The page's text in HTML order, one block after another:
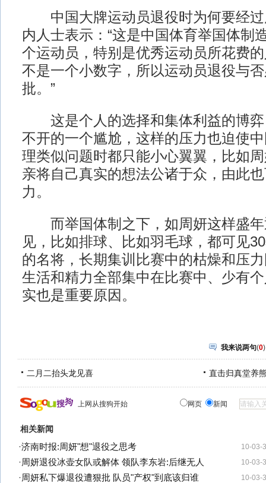
中国大牌运动员退役时为何要经过
内人士表示：“这是中国体育举国体制
个运动员，特别是优秀运动员所花费
不是一个小数字，所以运动员退役与
批。”
这是个人的选择和集体利益的博弈
不开的一个尴尬，这样的压力也迫使
理类似问题时都只能小心翼翼，比如
亲将自己真实的想法公诸于众，由此
力。
而举国体制之下，如周妍这样盛年
见，比如排球、比如羽毛球，都可见
的名将，长期集训比赛中的枯燥和压
生活和精力全部集中在比赛中、少有
实也是重要原因。
我来说两句(0)
二月二抬头龙见喜 直击归真堂养
上网从搜狗开始 网页 新闻
相关新闻
10-03-
·济南时报:周妍"想"退役之思考
10-03-
·周妍退役冰壶女队或解体 领队李东岩:后继无人
10-03-
·周妍私下爆退役遭狠批 队员"产权"到底该归谁